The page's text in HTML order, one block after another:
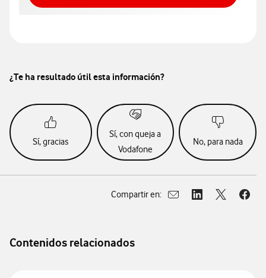
¿Te ha resultado útil esta información?
Sí, gracias
Sí, con queja a
Vodafone
No, para nada
Compartir en:
Abrir ventana para
Abrir ventana
Abrir Abrir
Contenidos relacionados